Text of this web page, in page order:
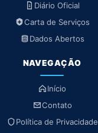
Diário Oficial
Carta de Serviços
Dados Abertos
NAVEGAÇÃO
Início
Contato
Política de Privacidade